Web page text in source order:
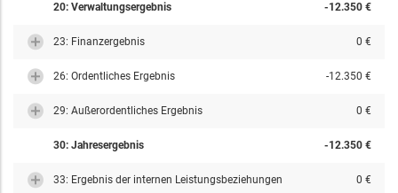
20: Verwaltungsergebnis -12.350 €
23: Finanzergebnis 0 €
26: Ordentliches Ergebnis -12.350 €
29: Außerordentliches Ergebnis 0 €
30: Jahresergebnis -12.350 €
33: Ergebnis der internen Leistungsbeziehungen 0 €